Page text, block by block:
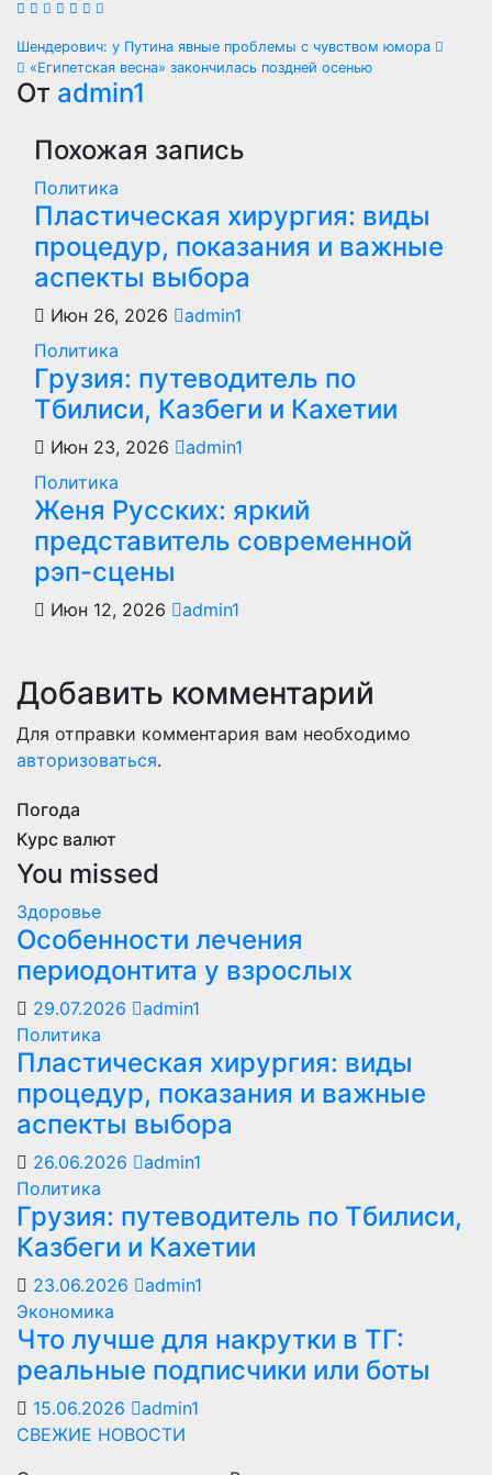
Навигация
по
записям
Шендерович: у Путина явные проблемы с чувством юмора
«Египетская весна» закончилась поздней осенью
От admin1
Похожая запись
Политика
Пластическая хирургия: виды
процедур, показания и важные
аспекты выбора
Июн 26, 2026
admin1
Политика
Грузия: путеводитель по
Тбилиси, Казбеги и Кахетии
Июн 23, 2026
admin1
Политика
Женя Русских: яркий
представитель современной
рэп-сцены
Июн 12, 2026 admin1
Добавить комментарий
Для отправки комментария вам необходимо
авторизоваться.
Погода
Курс валют
You missed
Здоровье
Особенности лечения
периодонтита у взрослых
29.07.2026
admin1
Политика
Пластическая хирургия: виды
процедур, показания и важные
аспекты выбора
26.06.2026
admin1
Политика
Грузия: путеводитель по Тбилиси,
Казбеги и Кахетии
23.06.2026
admin1
Экономика
Что лучше для накрутки в ТГ:
реальные подписчики или боты
15.06.2026
admin1
СВЕЖИЕ НОВОСТИ